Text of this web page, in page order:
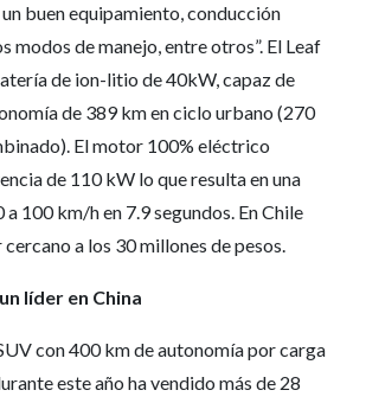
buen equipamiento, conducción
modos de manejo, entre otros”. El Leaf
de ion-litio de 40kW, capaz de
de 389 km en ciclo urbano (270
El motor 100% eléctrico
de 110 kW lo que resulta en una
100 km/h en 7.9 segundos. En Chile
a los 30 millones de pesos.
líder en China
con 400 km de autonomía por carga
este año ha vendido más de 28